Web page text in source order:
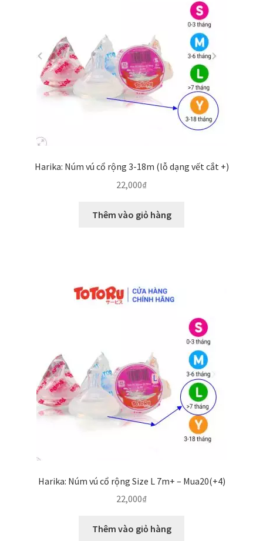
Harika: Núm vú cổ rộng 3-18m (lỗ dạng vết cắt +)
22,000₫
Thêm vào giỏ hàng
Harika: Núm vú cổ rộng Size L 7m+ – Mua20(+4)
22,000₫
Thêm vào giỏ hàng